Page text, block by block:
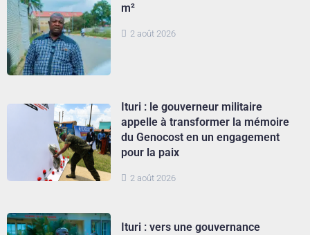
2 août 2026
m²
2 août 2026
Ituri : le gouverneur militaire
appelle à transformer la mémoire
du Genocost en un engagement
pour la paix
Ituri : vers une gouvernance